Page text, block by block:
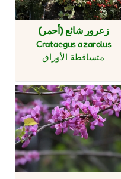
زعرور شائع (أحمر)
Crataegus azarolus
متساقطة الأوراق